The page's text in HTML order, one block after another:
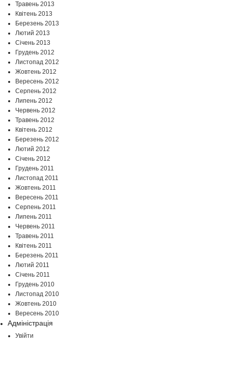
Травень 2013
Квітень 2013
Березень 2013
Лютий 2013
Січень 2013
Грудень 2012
Листопад 2012
Жовтень 2012
Вересень 2012
Серпень 2012
Липень 2012
Червень 2012
Травень 2012
Квітень 2012
Березень 2012
Лютий 2012
Січень 2012
Грудень 2011
Листопад 2011
Жовтень 2011
Вересень 2011
Серпень 2011
Липень 2011
Червень 2011
Травень 2011
Квітень 2011
Березень 2011
Лютий 2011
Січень 2011
Грудень 2010
Листопад 2010
Жовтень 2010
Вересень 2010
Адміністрація
Увійти